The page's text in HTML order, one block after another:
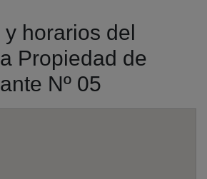
horarios del
Propiedad de
Nº 05